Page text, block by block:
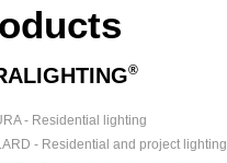
®
- Residential lighting
- Residential and project lighting